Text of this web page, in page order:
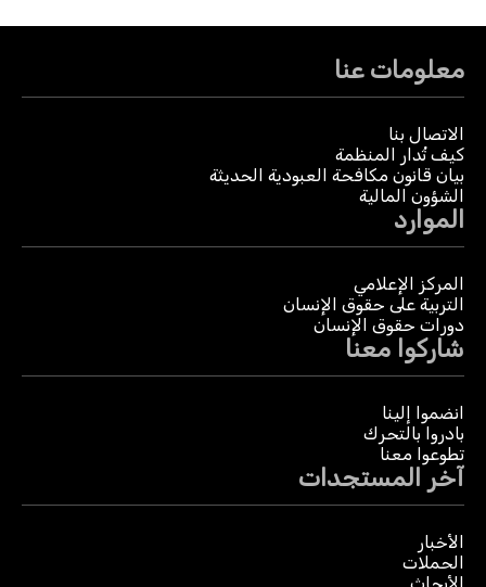
معلومات عنا
الاتصال بنا
كيف تُدار المنظمة
بيان قانون مكافحة العبودية الحديثة
الشؤون المالية
الموارد
المركز الإعلامي
التربية على حقوق الإنسان
دورات حقوق الإنسان
شاركوا معنا
انضموا إلينا
بادروا بالتحرك
تطوعوا معنا
آخر المستجدات
الأخبار
الحملات